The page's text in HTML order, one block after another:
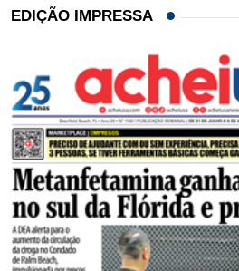
EDIÇÃO IMPRESSA